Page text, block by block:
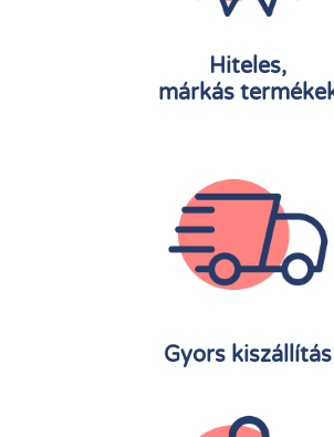
Hiteles,
márkás
Gyors kiszállítás